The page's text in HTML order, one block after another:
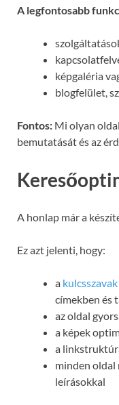
A legfontosabb
képgaléria
blogfelület,
Fontos: Mi olyan
bemutatását és az
A honlap már a
Ez azt jelenti, hogy:
a kulcsszavak
címekben és
az oldal
a képek
a
minden oldal
leírásokkal